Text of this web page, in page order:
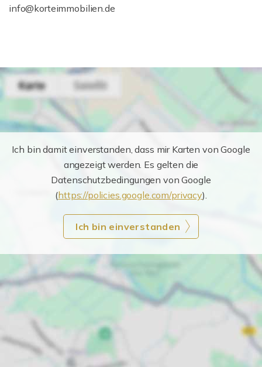
info@korteimmobilien.de
Ich bin damit einverstanden, dass mir Karten von Google
angezeigt werden. Es gelten die
Datenschutzbedingungen von Google
(https://policies.google.com/privacy).
Ich bin einverstanden